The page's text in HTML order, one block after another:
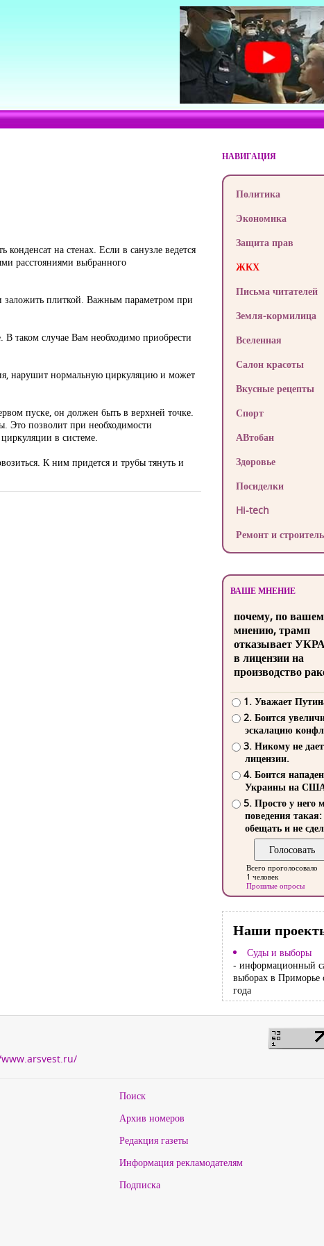
на стенах. Если в санузле ведется
расстояниями выбранного
заложить плиткой. Важным параметром при
В таком случае Вам необходимо приобрести
нарушит нормальную циркуляцию и может
пуске, он должен быть в верхней точке.
Это позволит при необходимости
в системе.
К ним придется и трубы тянуть и
НАВИГАЦИЯ
Политика
Экономика
Защита прав
ЖКХ
Письма читателей
Земля-кормилица
Вселенная
Салон красоты
Вкусные рецепты
Спорт
АВтобан
Здоровье
Посиделки
Hi-tech
Ремонт и
ВАШЕ МНЕНИЕ
почему, по
мнению, трамп
отказывает
в лицензии на
производство
1. Уважает
2. Боится
эскалацию
3. Никому не
лицензии.
4. Боится
Украины на
5. Просто у него
поведения такая:
обещать и не
Всего проголосовало
1 человек
Прошлые опросы
Наши
Суды и выборы
- информационный
выборах в Приморье
года
Поиск
Архив номеров
Редакция газеты
Информация рекламодателям
Подписка